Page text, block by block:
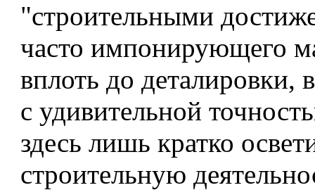
"строительными
часто импонирующего
вплоть до деталировки,
с удивительной
здесь лишь кратко
строительную